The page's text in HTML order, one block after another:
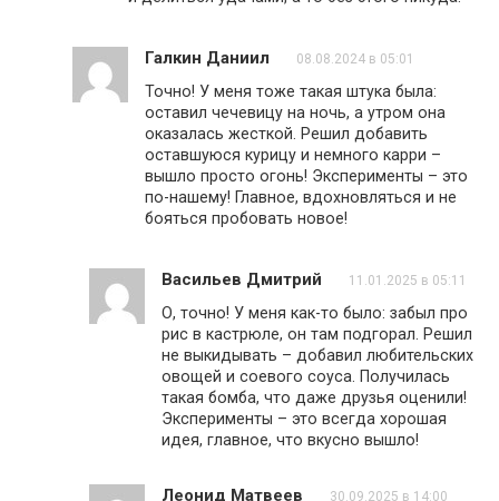
Галкин Даниил 08.08.2024 в 05:01
Точно! У меня тоже такая штука была:
оставил чечевицу на ночь, а утром она
оказалась жесткой. Решил добавить
оставшуюся курицу и немного карри –
вышло просто огонь! Эксперименты – это
по-нашему! Главное, вдохновляться и не
бояться пробовать новое!
Васильев Дмитрий 11.01.2025 в 05:11
О, точно! У меня как-то было: забыл про
рис в кастрюле, он там подгорал. Решил
не выкидывать – добавил любительских
овощей и соевого соуса. Получилась
такая бомба, что даже друзья оценили!
Эксперименты – это всегда хорошая
идея, главное, что вкусно вышло!
Леонид Матвеев 30.09.2025 в 14:00